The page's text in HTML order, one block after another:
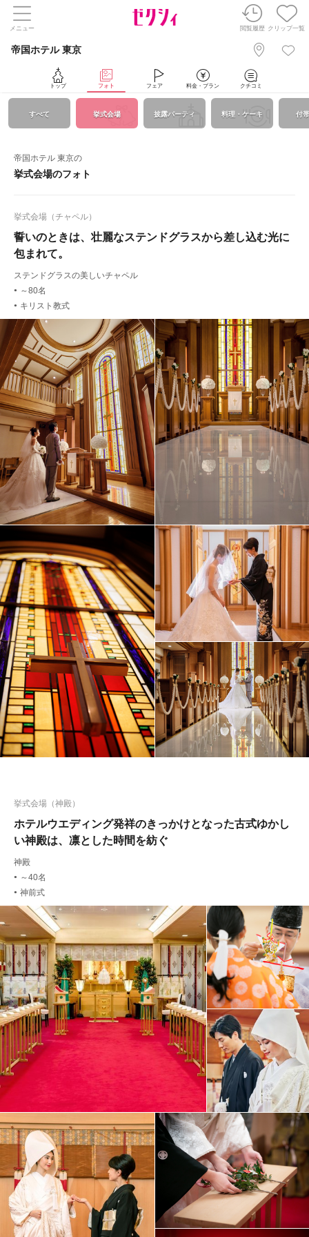
メニュー 閲覧履歴 クリップ一覧
帝国ホテル 東京
トップ フォト フェア 料金・プラン クチコミ
すべて 挙式会場 披露パーティ 料理・ケーキ 付
帝国ホテル 東京の
挙式会場のフォト
誓いのときは、壮麗なステンドグラスから差し込む光に
包まれて。
挙式会場（チャペル）
ステンドグラスの美しいチャペル
● ～80名
● キリスト教式
ホテルウエディング発祥のきっかけとなった古式ゆかし
い神殿は、凛とした時間を紡ぐ
挙式会場（神殿）
神殿
● ～40名
● 神前式